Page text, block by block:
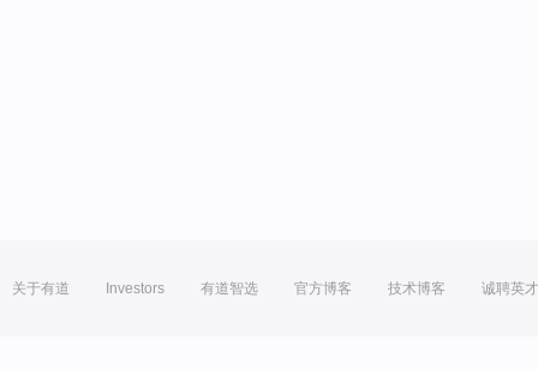
关于有道 Investors 有道智选 官方博客 技术博客 诚聘英才